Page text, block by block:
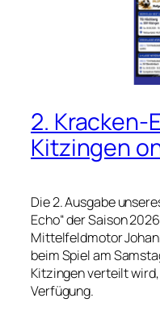
2. Kracken-
Kitzingen
Die 2. Ausgabe
Echo“ der Saison
Mittelfeldmotor
beim Spiel am
Kitzingen verteilt
Verfügung.